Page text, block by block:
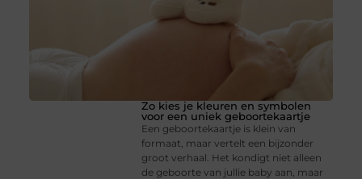
Zo kies je kleuren en symbolen
voor een uniek geboortekaartje
Een geboortekaartje is klein van
formaat, maar vertelt een bijzonder
groot verhaal. Het kondigt niet alleen
de geboorte van jullie baby aan, maar